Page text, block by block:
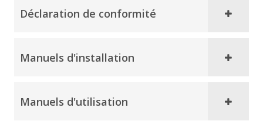
Déclaration de conformité
Manuels d'installation
Manuels d'utilisation